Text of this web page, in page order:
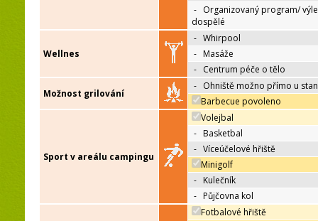
- Organizovaný program/
dospělé
Wellnes
- Whirpool
- Masáže
- Centrum péče o tělo
Možnost grilování
- Ohniště možno přímo u
Barbecue povoleno
Sport v areálu campingu
Volejbal
- Basketbal
- Víceúčelové hřiště
Minigolf
- Kulečník
- Půjčovna kol
Fotbalové hřiště